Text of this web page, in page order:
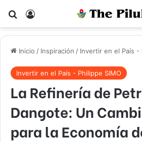
Buscar por
Inicio / Inspiración / Invertir en el País -
Invertir en el País - Philippe SIMO
La Refinería de
Dangote: Un
para la Economía